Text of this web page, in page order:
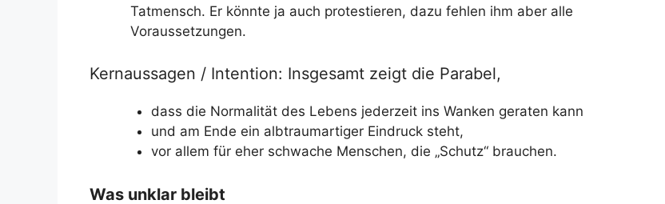
Tatmensch. Er könnte ja auch protestieren, dazu fehlen ihm aber alle
Voraussetzungen.
Kernaussagen / Intention: Insgesamt zeigt die Parabel,
dass die Normalitätdes Lebens jederzeit ins Wanken geraten kann
und am Ende ein albtraumartigerEindruck steht,
vor allem für eher schwache Menschen, die „Schutz“ brauchen.
Was unklar bleibt